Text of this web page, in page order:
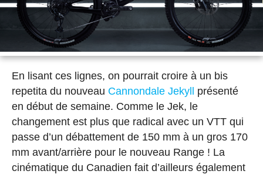
En lisant ces lignes, on pourrait croire à un bis
repetita du nouveau Cannondale Jekyll présenté
en début de semaine. Comme le Jek, le
changement est plus que radical avec un VTT qui
passe d’un débattement de 150 mm à un gros 170
mm avant/arrière pour le nouveau Range ! La
cinématique du Canadien fait d’ailleurs également